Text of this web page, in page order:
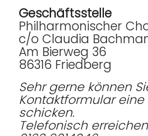
Geschäftsstelle
Philharmonischer
c/o Claudia
Am Bierweg 36
86316 Friedberg
Sehr gerne können
Kontaktformular
schicken.
Telefonisch